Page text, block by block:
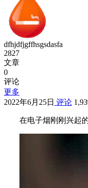
dfhjdfjgffhsgsdasfa
2827
文章
0
评论
更多
2022年6月25日 评论
在电子烟刚刚兴起